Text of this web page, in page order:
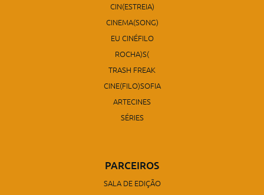
CIN(ESTREIA)
CINEMA(SONG)
EU CINÉFILO
ROCHA)S(
TRASH FREAK
CINE(FILO)SOFIA
ARTECINES
SÉRIES
PARCEIROS
SALA DE EDIÇÃO